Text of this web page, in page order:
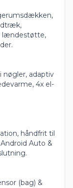
lændestøtte,
nøgler, adaptiv
4x el-
håndfrit til
Auto &
(bag) &